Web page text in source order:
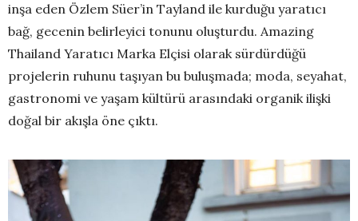
inşa eden Özlem Süer’in Tayland ile kurduğu yaratıcı
bağ, gecenin belirleyici tonunu oluşturdu. Amazing
Thailand Yaratıcı Marka Elçisi olarak sürdürdüğü
projelerin ruhunu taşıyan bu buluşmada; moda, seyahat,
gastronomi ve yaşam kültürü arasındaki organik ilişki
doğal bir akışla öne çıktı.